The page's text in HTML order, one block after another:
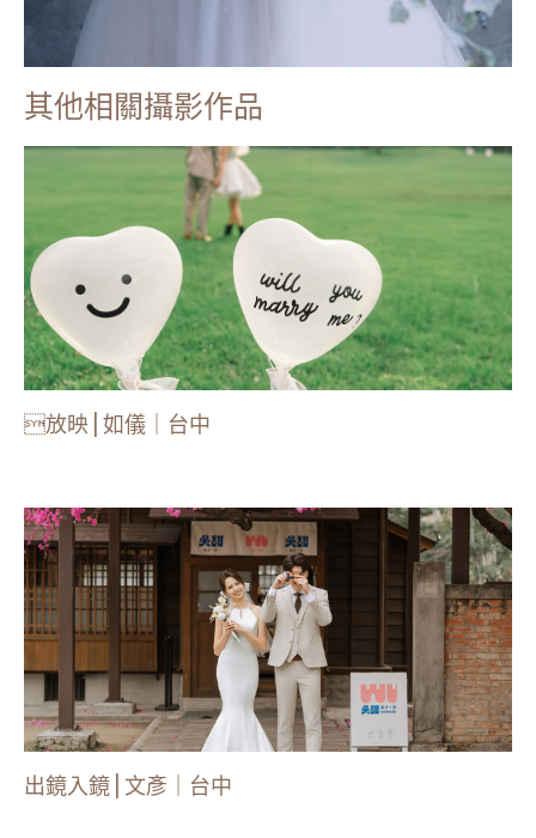
其他相關攝影作品
放映 | 如儀｜台中
出鏡入鏡 | 文彥｜台中